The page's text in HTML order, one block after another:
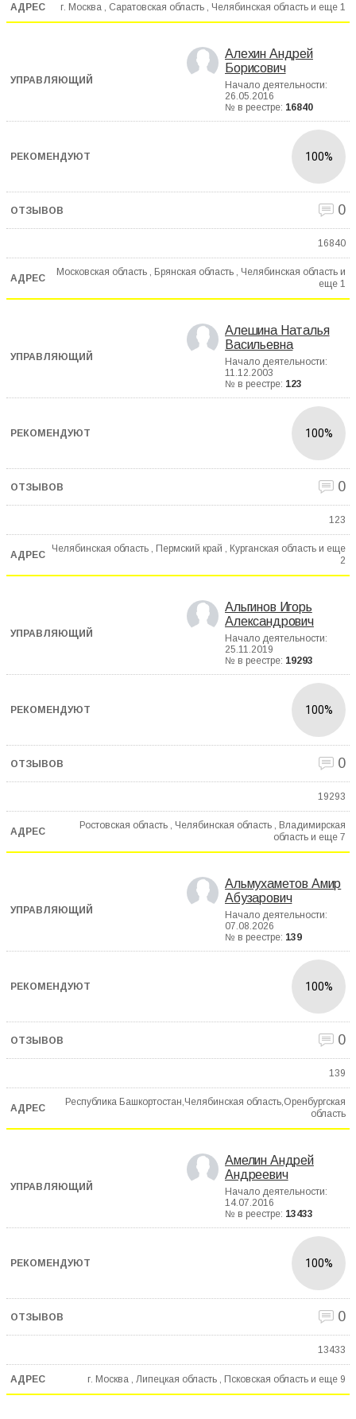
г. Москва , Саратовская область , Челябинская область и еще 1
Алехин Андрей
Борисович
Начало деятельности:
26.05.2016
№ в реестре: 16840
100%
0
16840
Московская область , Брянская область , Челябинская область и
еще 1
Алешина Наталья
Васильевна
Начало деятельности:
11.12.2003
№ в реестре: 123
100%
0
123
Челябинская область , Пермский край , Курганская область и еще
2
Альгинов Игорь
Александрович
Начало деятельности:
25.11.2019
№ в реестре: 19293
100%
0
19293
Ростовская область , Челябинская область , Владимирская
область и еще 7
Альмухаметов Амир
Абузарович
Начало деятельности:
07.08.2026
№ в реестре: 139
100%
0
139
Республика Башкортостан,Челябинская область,Оренбургская
область
Амелин Андрей
Андреевич
Начало деятельности:
14.07.2016
№ в реестре: 13433
100%
0
13433
г. Москва , Липецкая область , Псковская область и еще 9